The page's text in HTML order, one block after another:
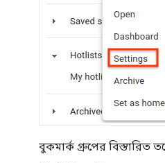
বুকমার্ক গ্রুপের বিস্তারিত